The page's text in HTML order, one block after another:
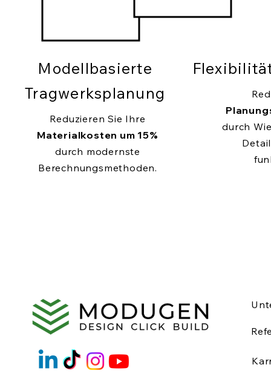
Modellbasierte
Tragwerksplanung
Reduzieren Sie Ihre
Materialkosten um 15%
durch modernste
Berechnungsmethoden.
durch